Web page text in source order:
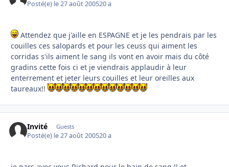
Posté(e) le 27 août 200520 a
Attendez que j'aille en ESPAGNE et je les pendrais par les
couilles ces salopards et pour les ceuss qui aiment les
corridas s'ils aiment le sang ils vont en avoir mais du côté
gradins cette fois ci et je viendrais applaudir à leur
enterrement et jeter leurs couilles et leur oreilles aux
taureaux!!
Invité Guests
Posté(e) le 27 août 200520 a